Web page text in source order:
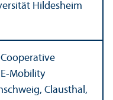
Hildesheim
Mobility
Clausthal,